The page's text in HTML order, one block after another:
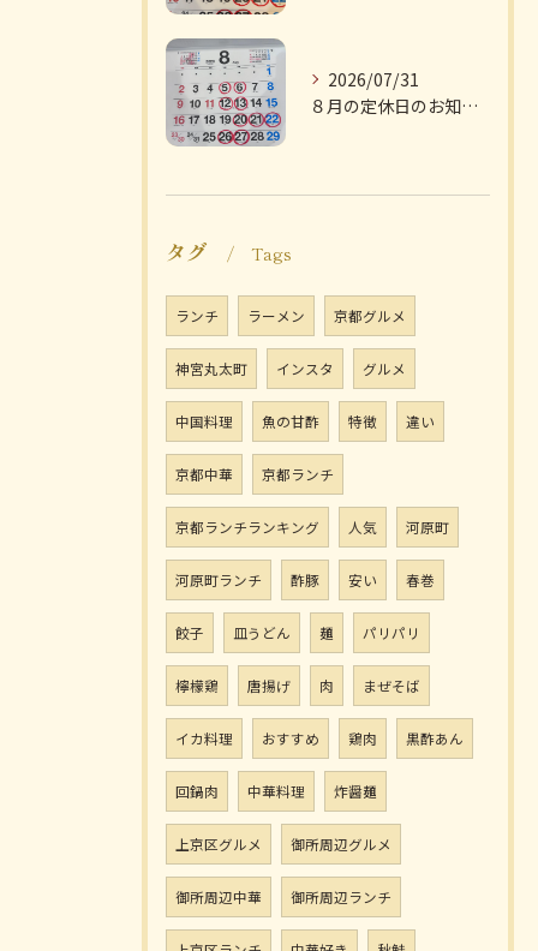
2026/07/31
８月の定休日のお知らせです
タグ Tags
ランチ ラーメン 京都グルメ
神宮丸太町 インスタ グルメ
中国料理 魚の甘酢 特徴 違い
京都中華 京都ランチ
京都ランチランキング 人気 河原町
河原町ランチ 酢豚 安い 春巻
餃子 皿うどん 麺 パリパリ
檸檬鶏 唐揚げ 肉 まぜそば
イカ料理 おすすめ 鶏肉 黒酢あん
回鍋肉 中華料理 炸醤麺
上京区グルメ 御所周辺グルメ
御所周辺中華 御所周辺ランチ